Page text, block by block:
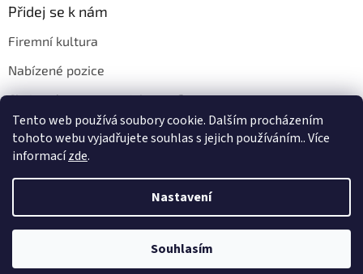
Tento web používá soubory cookie. Dalším procházením
tohoto webu vyjadřujete souhlas s jejich používáním.. Více
informacízde.
Nastavení
Souhlasím
Přidej se k nám
Firemní kultura
Nabízené pozice
Chci u vás pracovat. Jak na to?
Copyright 2026EYE 2000 s.r.o.. Všechna práva vyhrazena.
Upravit nastavení cookies